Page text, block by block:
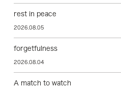
rest in peace
2026.08.05
forgetfulness
2026.08.04
A match to watch